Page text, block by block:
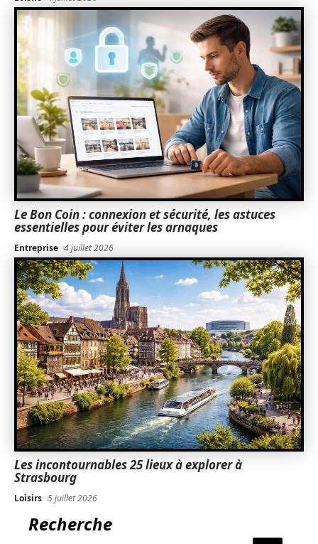
Le Bon Coin : connexion et sécurité, les astuces
essentielles pour éviter les arnaques
Entreprise 4 juillet 2026
Les incontournables 25 lieux à explorer à
Strasbourg
Loisirs 5 juillet 2026
Recherche